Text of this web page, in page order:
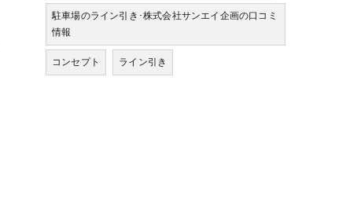
駐車場のライン引き･株式会社サンエイ企画の口コミ
情報
コンセプト
ライン引き